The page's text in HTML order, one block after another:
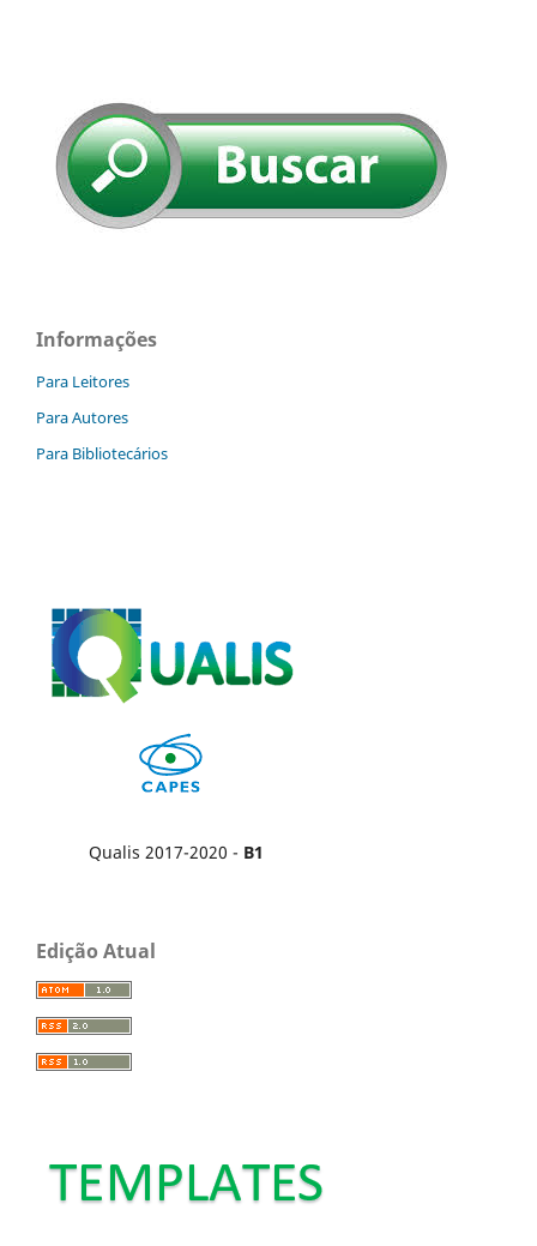
Informações
Para Leitores
Para Autores
Para Bibliotecários
Qualis 2017-2020 - B1
Edição Atual